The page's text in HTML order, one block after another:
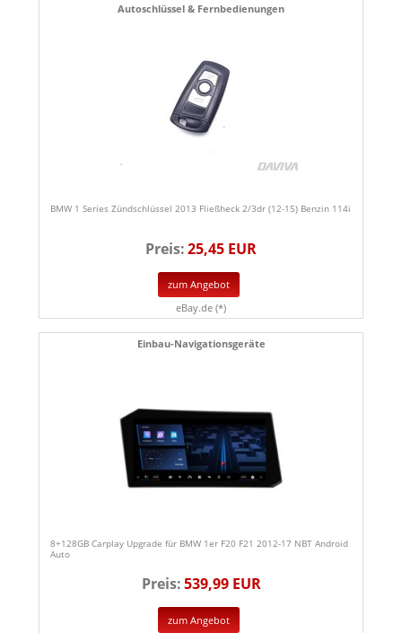
Autoschlüssel & Fernbedienungen
BMW 1 Series Zündschlüssel 2013 Fließheck 2/3dr (12-15) Benzin 114i
Preis:25,45 EUR
zum Angebot
eBay.de (*)
Einbau-Navigationsgeräte
8+128GB Carplay Upgrade für BMW 1er F20 F21 2012-17 NBT Android
Auto
Preis:539,99 EUR
zum Angebot